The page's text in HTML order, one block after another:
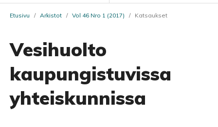
Etusivu / Arkistot / Vol 46 Nro 1 (2017) / Katsaukset
Vesihuolto
kaupungistuvissa
yhteiskunnissa